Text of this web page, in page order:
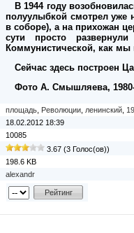
В 1944 году
полуулыбкой смотрел уже
в соборе), а на прихожан
сути просто
Коммунистической, как
Сейчас здесь построен
Фото А. Смышляева, 1980-
площадь Революции ленинский
18.02.2012 18:39
10085
3.67 (3 Голос(ов))
198.6 KB
alexandr